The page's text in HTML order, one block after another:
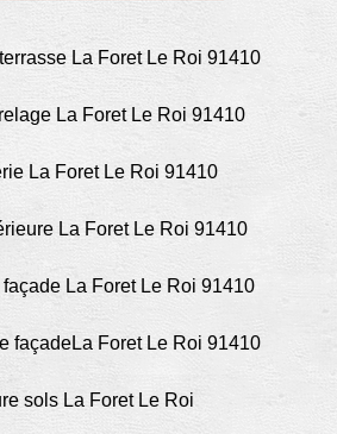
La Foret Le Roi 91410
La Foret Le Roi 91410
La Foret Le Roi 91410
La Foret Le Roi 91410
La Foret Le Roi 91410
façadeLa Foret Le Roi 91410
sols La Foret Le Roi